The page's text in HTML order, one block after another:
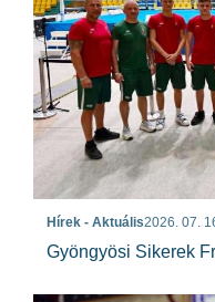
Hírek - Aktuális2026. 07.
Gyöngyösi Sikerek